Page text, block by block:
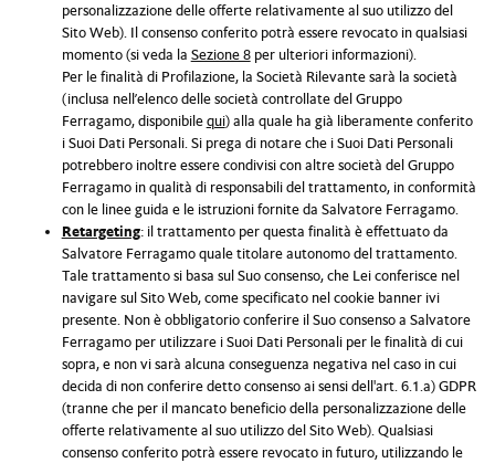
personalizzazione delle offerte relativamente al suo utilizzo del
Sito Web). Il consenso conferito potrà essere revocato in qualsiasi
momento (si veda la Sezione 8per ulteriori informazioni).
Per le finalità di Profilazione, la Società Rilevante sarà la società
(inclusa nell’elenco delle società controllate del Gruppo
Ferragamo, disponibilequi) alla quale ha già liberamente conferito
i Suoi Dati Personali. Si prega di notare che i Suoi Dati Personali
potrebbero inoltre essere condivisi con altre società del Gruppo
Ferragamo in qualità di responsabili del trattamento, in conformità
con le linee guida e le istruzioni fornite da Salvatore Ferragamo.
Retargeting: il trattamento per questa finalità è effettuato da
Salvatore Ferragamo quale titolare autonomo del trattamento.
Tale trattamento si basa sul Suo consenso, che Lei conferisce nel
navigare sul Sito Web, come specificato nel cookie banner ivi
presente. Non è obbligatorio conferire il Suo consenso a Salvatore
Ferragamo per utilizzare i Suoi Dati Personali per le finalità di cui
sopra, e non vi sarà alcuna conseguenza negativa nel caso in cui
decida di non conferire detto consenso ai sensi dell'art. 6.1.a) GDPR
(tranne che per il mancato beneficio della personalizzazione delle
offerte relativamente al suo utilizzo del Sito Web). Qualsiasi
consenso conferito potrà essere revocato in futuro, utilizzando le